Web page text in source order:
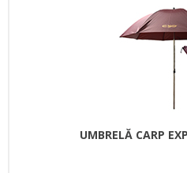
UMBRELĂ CARP